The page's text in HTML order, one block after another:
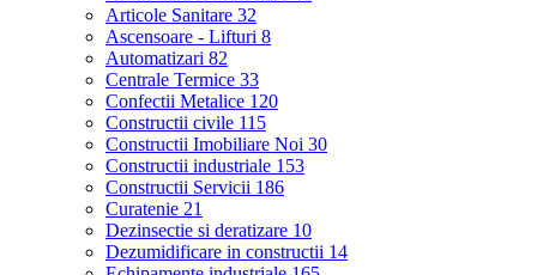
Articole Sanitare 32
Ascensoare - Lifturi 8
Automatizari 82
Centrale Termice 33
Confectii Metalice 120
Constructii civile 115
Constructii Imobiliare Noi 30
Constructii industriale 153
Constructii Servicii 186
Curatenie 21
Dezinsectie si deratizare 10
Dezumidificare in constructii 14